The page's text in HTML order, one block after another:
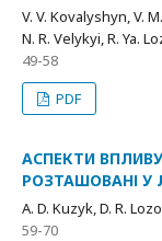
V. V. Kovalyshyn, V.
N. R. Velykyi, R. Ya.
49-58
PDF
АСПЕКТИ
РОЗТАШОВАНІ У
A. D. Kuzyk, D. R.
59-70